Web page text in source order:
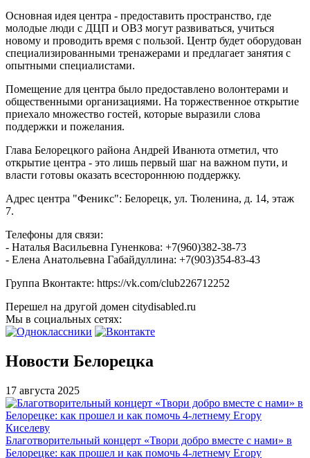
Основная идея центра - предоставить пространство, где
молодые люди с ДЦП и ОВЗ могут развиваться, учиться
новому и проводить время с пользой. Центр будет оборудован
специализированными тренажерами и предлагает занятия с
опытными специалистами.
Помещение для центра было предоставлено волонтерами и
общественными организациями. На торжественное открытие
приехало множество гостей, которые выразили слова
поддержки и пожелания.
Глава Белорецкого района Андрей Иванюта отметил, что
открытие центра - это лишь первый шаг на важном пути, и
власти готовы оказать всестороннюю поддержку.
Адрес центра "Феникс": Белорецк, ул. Тюленина, д. 14, этаж
7.
Телефоны для связи:
- Наталья Васильевна Гуненкова: +7(960)382-38-73
- Елена Анатольевна Габайдуллина: +7(903)354-83-43
Группа Вконтакте: https://vk.com/club226712252
Перешел на другой домен citydisabled.ru
Мы в социальных сетях:
Новости Белорецка
17 августа 2025
Благотворительный концерт «Твори добро вместе с нами» в
Белорецке: как прошел и как помочь 4-летнему Егору